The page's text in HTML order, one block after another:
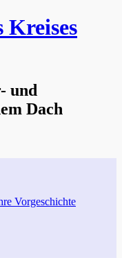
Kreises
und
Dach
Vorgeschichte